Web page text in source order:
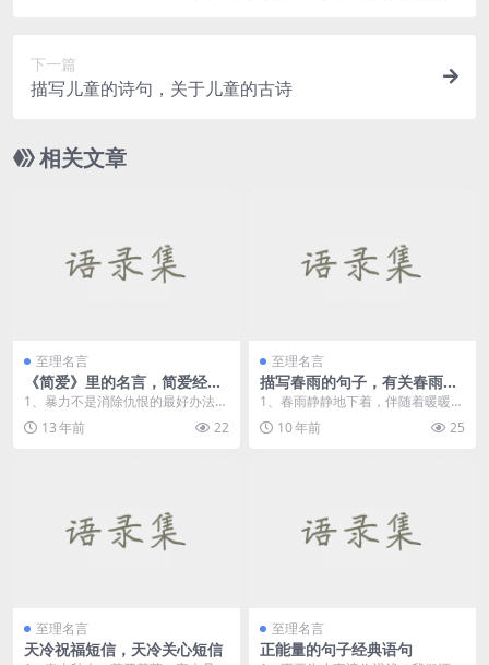
下一篇
描写儿童的诗句，关于儿童的古诗
相关文章
至理名言
《简爱》里的名言，简爱经典
语录
1、暴力不是消除仇恨的最好办法
——同样，报复也绝对医治不...
13 年前 22
至理名言
描写春雨的句子，有关春雨的
句子
1、春雨静静地下着，伴随着暖暖的
春风驱走了严冬的残痕给春姑娘披
上了盛装，给人们带...
10 年前 25
至理名言
天冷祝福短信，天冷关心短信
至理名言
正能量的句子经典语句